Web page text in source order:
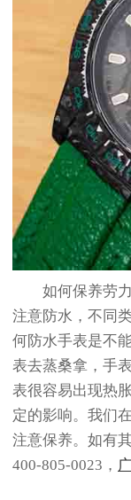
如何保养劳力
注意防水，不同
何防水手表是不
表去蒸桑拿，手
表很容易出现热
定的影响。我们
注意保养。如有
400-805-0023，